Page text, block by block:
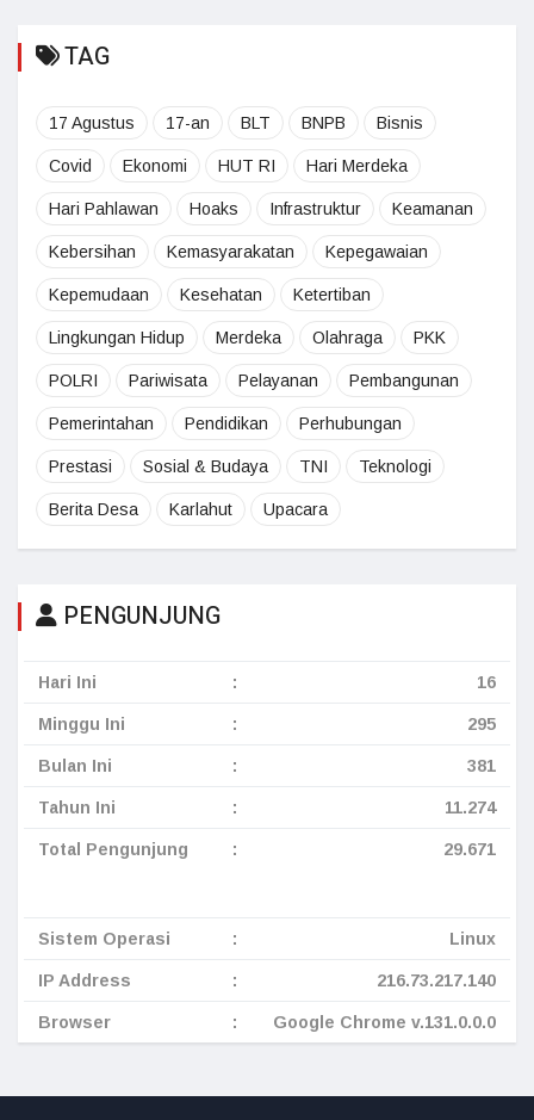
TAG
17 Agustus 17-an BLT BNPB Bisnis
Covid Ekonomi HUT RI Hari Merdeka
Hari Pahlawan Hoaks Infrastruktur Keamanan
Kebersihan Kemasyarakatan Kepegawaian
Kepemudaan Kesehatan Ketertiban
Lingkungan Hidup Merdeka Olahraga PKK
POLRI Pariwisata Pelayanan Pembangunan
Pemerintahan Pendidikan Perhubungan
Prestasi Sosial & Budaya TNI Teknologi
Berita Desa Karlahut Upacara
PENGUNJUNG
Hari Ini : 16
Minggu Ini : 295
Bulan Ini : 381
Tahun Ini : 11.274
Total Pengunjung : 29.671
Sistem Operasi : Linux
IP Address : 216.73.217.140
Browser : Google Chrome v.131.0.0.0